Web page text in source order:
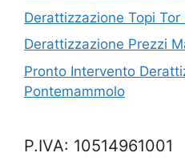
Derattizzazione Topi Tor
Derattizzazione Prezzi
Pronto Intervento
Pontemammolo
P.IVA: 10514961001